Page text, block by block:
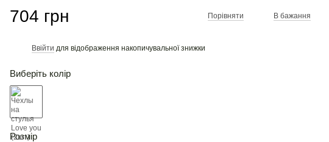
704 грн Порівняти В бажання
Ввійти для відображення накопичувальної знижки
Виберіть колір
Розмір